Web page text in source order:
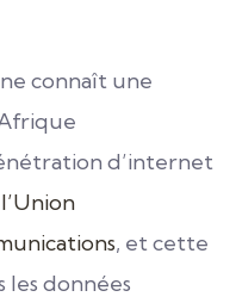
connaît une
d’internet
l’Union
, et cette
les données